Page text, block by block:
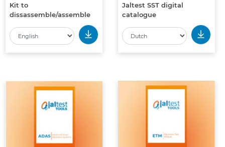
Kit to
dissassemble/assemble
the ZF TraXon gearbox
Jaltest SST digital
catalogue